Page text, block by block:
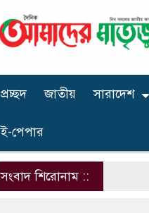
প্রচ্ছদ জাতীয় সারাদেশ
ই-পেপার
সংবাদ শিরোনাম ::